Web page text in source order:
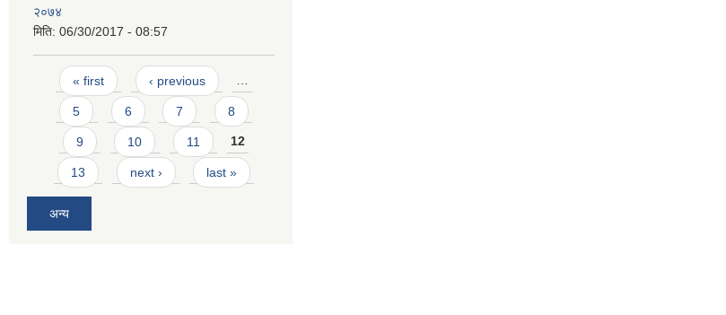
२०७४
मिति: 06/30/2017 - 08:57
Pages
« first ‹ previous …
5 6 7 8
9 10 11 12
13 next › last »
अन्य